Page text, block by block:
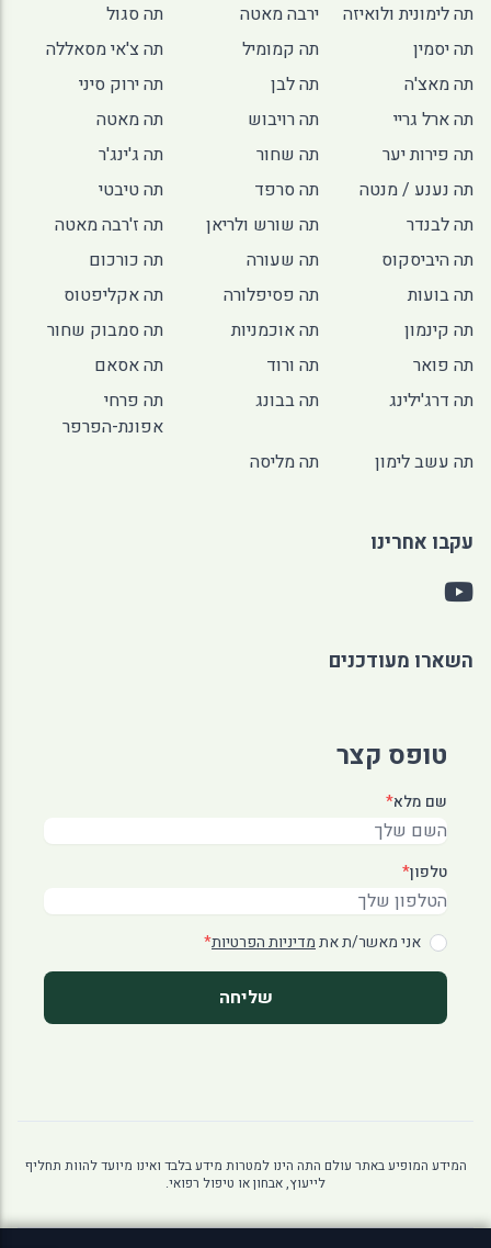
תה לימונית ולואיזה
ירבה מאטה
תה סגול
תה יסמין
תה קמומיל
תה צ'אי מסאללה
תה מאצ'ה
תה לבן
תה ירוק סיני
תה ארל גריי
תה רויבוש
תה מאטה
תה פירות יער
תה שחור
תה ג'ינג'ר
תה נענע / מנטה
תה סרפד
תה טיבטי
תה לבנדר
תה שורש ולריאן
תה ז'רבה מאטה
תה היביסקוס
תה שעורה
תה כורכום
תה בועות
תה פסיפלורה
תה אקליפטוס
תה קינמון
תה אוכמניות
תה סמבוק שחור
תה פואר
תה ורוד
תה אסאם
תה דרג'ילינג
תה בבונג
תה פרחי
אפונת-הפרפר
תה עשב לימון
תה מליסה
עקבו אחרינו
השארו מעודכנים
טופס קצר
שם מלא*
טלפון*
אני מאשר/ת אתמדיניות הפרטיות*
שליחה
המידע המופיע באתר עולם התה הינו למטרות מידע בלבד ואינו מיועד להוות תחליף
לייעוץ, אבחון או טיפול רפואי.